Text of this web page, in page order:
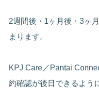
2週間後・1ヶ月後・3ヶ
まります。
KPJ Care／Pantai
約確認が後日できるよう